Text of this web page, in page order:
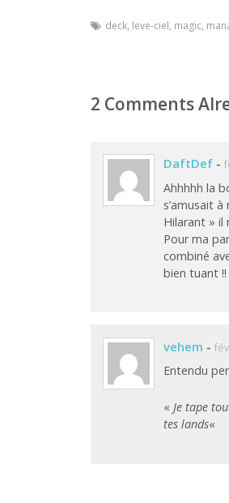
deck, leve-ciel, magic,
2 Comments
DaftDef -
Ahhhhh la
s’amusait
Hilarant » il
Pour ma
combiné
bien tuant
vehem -
Entendu
«Je tape
tes lands«